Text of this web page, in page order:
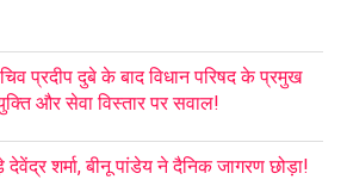
प्रदीप दुबे के बाद विधान परिषद के प्रमुख
और सेवा विस्तार पर सवाल!
शर्मा, बीनू पांडेय ने दैनिक जागरण छोड़ा!